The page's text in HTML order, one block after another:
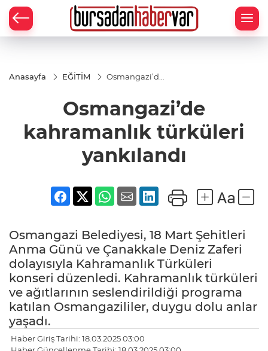
Anasayfa EĞİTİM
Osmangazi’de
yankılandı
Osmangazi’de
kahramanlık türküleri
yankılandı
Osmangazi Belediyesi, 18 Mart Şehitleri
Anma Günü ve Çanakkale Deniz Zaferi
dolayısıyla Kahramanlık Türküleri
konseri düzenledi. Kahramanlık türküleri
ve ağıtlarının seslendirildiği programa
katılan Osmangazililer, duygu dolu anlar
yaşadı.
Haber Giriş Tarihi: 18.03.2025 03:00